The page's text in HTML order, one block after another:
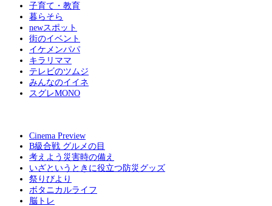
子育て・教育
暮らそら
newスポット
街のイベント
イケメンパパ
キラリママ
テレビのツムジ
みんなのイイネ
スグレMONO
Cinema Preview
B級合戦 グルメの目
考えよう災害時の備え
いざというときに役立つ防災グッズ
祭りびより
ボタニカルライフ
脳トレ